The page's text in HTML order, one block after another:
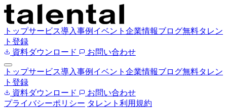
トップサービス導入事例 イベント 企業情報ブログ無料タレン
ト登録
資料ダウンロード
お問い合わせ
トップサービス導入事例 イベント 企業情報ブログ無料タレン
ト登録
資料ダウンロード
お問い合わせ
プライバシーポリシー タレント利用規約